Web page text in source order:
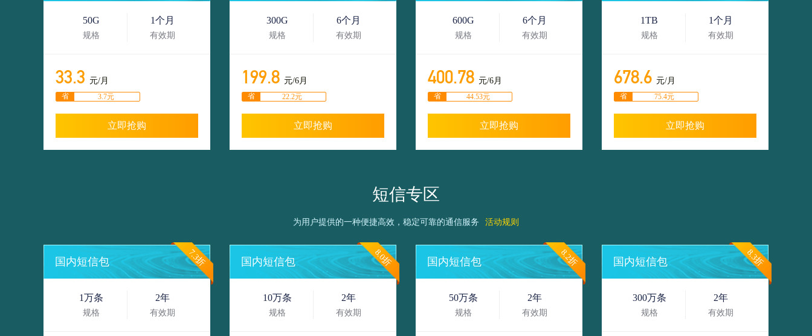
50G
规格
1个月
有效期
33.3 元/月
省 3.7元
立即抢购
300G
规格
6个月
有效期
199.8 元/6月
省 22.2元
立即抢购
600G
规格
6个月
有效期
400.78 元/6月
省 44.53元
立即抢购
1TB
规格
1个月
有效期
678.6 元/月
省 75.4元
立即抢购
短信专区
为用户提供的一种便捷高效，稳定可靠的通信服务 活动规则
国内短信包
1万条
规格
2年
有效期
7.3折 国内短信包
10万条
规格
2年
有效期
8.0折 国内短信包
50万条
规格
2年
有效期
8.2折 国内短信包
300万条
规格
2年
有效期
8.3折